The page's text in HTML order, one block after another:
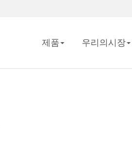
제품 우리의시장